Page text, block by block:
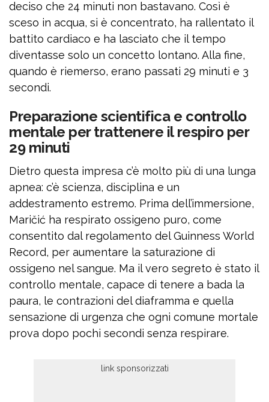
deciso che 24 minuti non bastavano. Così è
sceso in acqua, si è concentrato, ha rallentato il
battito cardiaco e ha lasciato che il tempo
diventasse solo un concetto lontano. Alla fine,
quando è riemerso, erano passati 29 minuti e 3
secondi.
Preparazione scientifica e controllo
mentale per trattenere il respiro per
29 minuti
Dietro questa impresa c’è molto più di una lunga
apnea: c’è scienza, disciplina e un
addestramento estremo. Prima dell’immersione,
Maričić ha respirato ossigeno puro, come
consentito dal regolamento del Guinness World
Record, per aumentare la saturazione di
ossigeno nel sangue. Ma il vero segreto è stato il
controllo mentale, capace di tenere a bada la
paura, le contrazioni del diaframma e quella
sensazione di urgenza che ogni comune mortale
prova dopo pochi secondi senza respirare.